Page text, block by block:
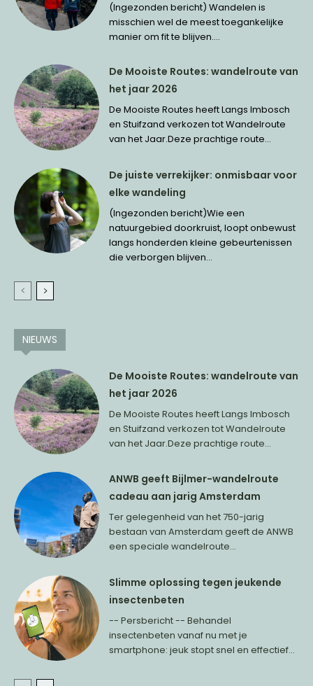
(Ingezonden bericht) Wandelen is
misschien wel de meest toegankelijke
manier om fit te blijven....
De Mooiste Routes: wandelroute van
het jaar 2026
De Mooiste Routes heeft Langs Imbosch
en Stuifzand verkozen tot Wandelroute
van het Jaar.Deze prachtige route...
De juiste verrekijker: onmisbaar voor
elke wandeling
(Ingezonden bericht)Wie een
natuurgebied doorkruist, loopt onbewust
langs honderden kleine gebeurtenissen
die verborgen blijven...
NIEUWS
De Mooiste Routes: wandelroute van
het jaar 2026
De Mooiste Routes heeft Langs Imbosch
en Stuifzand verkozen tot Wandelroute
van het Jaar.Deze prachtige route...
ANWB geeft Bijlmer-wandelroute
cadeau aan jarig Amsterdam
Ter gelegenheid van het 750-jarig
bestaan van Amsterdam geeft de ANWB
een speciale wandelroute...
Slimme oplossing tegen jeukende
insectenbeten
-- Persbericht -- Behandel
insectenbeten vanaf nu met je
smartphone: jeuk stopt snel en effectief...